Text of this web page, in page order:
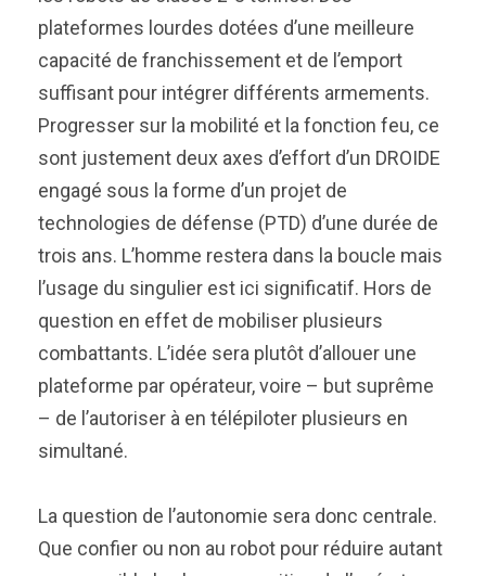
plateformes lourdes dotées d’une meilleure
capacité de franchissement et de l’emport
suffisant pour intégrer différents armements.
Progresser sur la mobilité et la fonction feu, ce
sont justement deux axes d’effort d’un DROIDE
engagé sous la forme d’un projet de
technologies de défense (PTD) d’une durée de
trois ans. L’homme restera dans la boucle mais
l’usage du singulier est ici significatif. Hors de
question en effet de mobiliser plusieurs
combattants. L’idée sera plutôt d’allouer une
plateforme par opérateur, voire – but suprême
– de l’autoriser à en télépiloter plusieurs en
simultané.
La question de l’autonomie sera donc centrale.
Que confier ou non au robot pour réduire autant